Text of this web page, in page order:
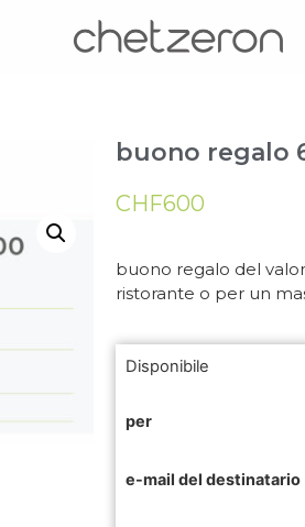
buono regalo
CHF600
buono regalo del
ristorante o per un
Disponibile
per
e-mail del destinatario